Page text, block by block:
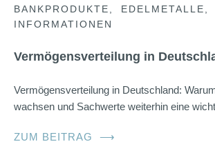
BANKPRODUKTE
EDELMETALLE
INFORMATIONEN
Vermögensverteilung in
Vermögensverteilung in Deutschland:
wachsen und Sachwerte weiterhin eine
ZUM BEITRAG ⟶